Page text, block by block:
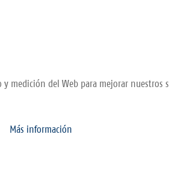
del Web para mejorar
Más información